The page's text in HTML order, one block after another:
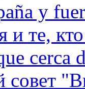
y
и те,
cerca
совет